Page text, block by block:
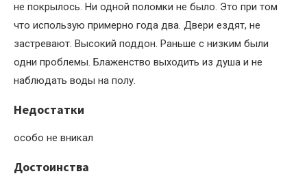
не покрылось. Ни одной поломки не было. Это при том
что использую примерно года два. Двери ездят, не
застревают. Высокий поддон. Раньше с низким были
одни проблемы. Блаженство выходить из душа и не
наблюдать воды на полу.
Недостатки
особо не вникал
Достоинства